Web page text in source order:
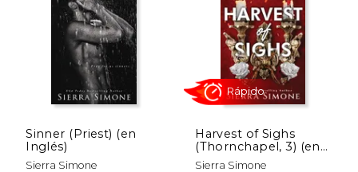
15% 50%
Sinner (Priest) (en
Inglés)
Sierra Simone
Harvest of Sighs
(Thornchapel, 3) (en
Inglés)
Sierra Simone